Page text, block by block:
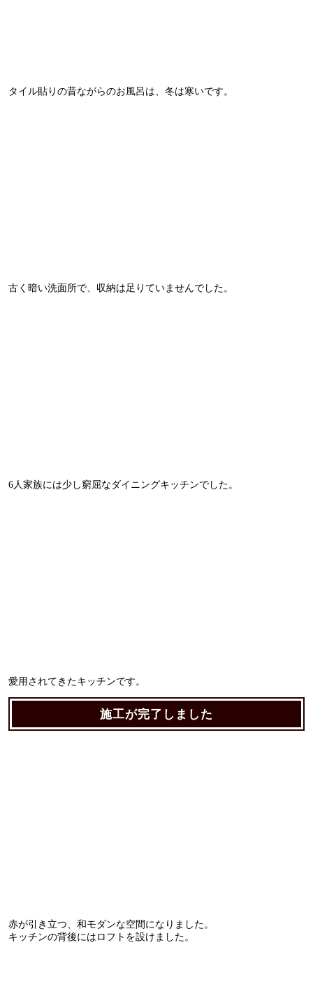
タイル貼りの昔ながらのお風呂は、冬は寒いです。
古く暗い洗面所で、収納は足りていませんでした。
6人家族には少し窮屈なダイニングキッチンでした。
愛用されてきたキッチンです。
施工が完了しました
赤が引き立つ、和モダンな空間になりました。
キッチンの背後にはロフトを設けました。